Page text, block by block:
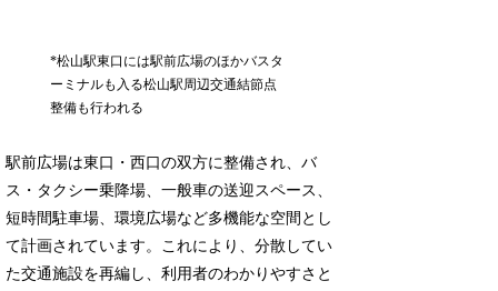
*松山駅東口には駅前広場のほかバスタ
ーミナルも入る松山駅周辺交通結節点
整備も行われる
駅前広場は東口・西口の双方に整備され、バ
ス・タクシー乗降場、一般車の送迎スペース、
短時間駐車場、環境広場など多機能な空間とし
て計画されています。これにより、分散してい
た交通施設を再編し、利用者のわかりやすさと